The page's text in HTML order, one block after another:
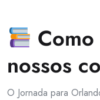
nossos
O Jornada para